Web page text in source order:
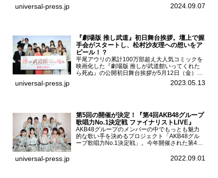
を記念し1日店長イベントを開催した本写真集は
universal-press.jp 2024.09.07
『劇場版 推し武道』初日舞台挨拶。壇上で握
手会がスタートし、松村沙友理への想いをア
ピール！？
平尾アウリの累計100万部超え大人気コミックを
映画化した『劇場版 推しが武道館いってくれた
ら死ぬ』の公開初日舞台挨拶が5月12日（金）新
宿バルト9で開催され、出演者の松村沙友理、中
村里帆、MOMO(@onefive)、KANO(@onefi...
universal-press.jp 2023.05.13
第5回の開催が決定！『第4回AKB48グループ
歌唱力No.1決定戦 ファイナリストLIVE』
AKB48グループのメンバーの中でもっとも魅力
的な歌い手を決めるプロジェクト「AKB48グル
ープ歌唱力No.1決定戦」。今年開催された第4回
る一夜限りのライブイベント「ファイナリスト
universal-press.jp 2022.09.01